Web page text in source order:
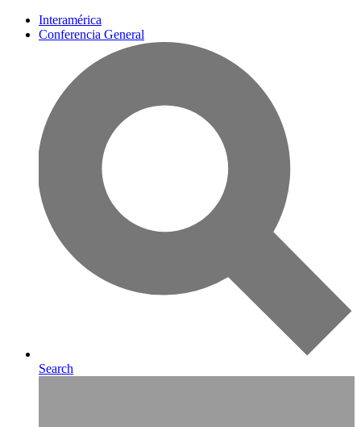
Interamérica
Conferencia General
Search